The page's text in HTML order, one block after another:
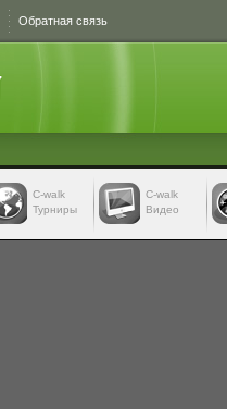
Обратная связь
С-walk
Турниры
С-walk
Видео